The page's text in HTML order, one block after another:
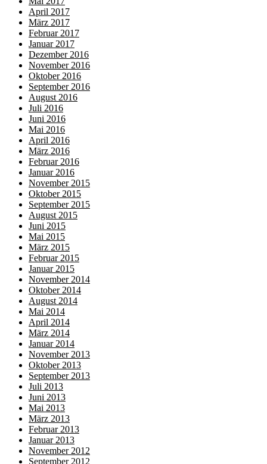
April 2017
März 2017
Februar 2017
Januar 2017
Dezember 2016
November 2016
Oktober 2016
September 2016
August 2016
Juli 2016
Juni 2016
Mai 2016
April 2016
März 2016
Februar 2016
Januar 2016
November 2015
Oktober 2015
September 2015
August 2015
Juni 2015
Mai 2015
März 2015
Februar 2015
Januar 2015
November 2014
Oktober 2014
August 2014
Mai 2014
April 2014
März 2014
Januar 2014
November 2013
Oktober 2013
September 2013
Juli 2013
Juni 2013
Mai 2013
März 2013
Februar 2013
Januar 2013
November 2012
September 2012